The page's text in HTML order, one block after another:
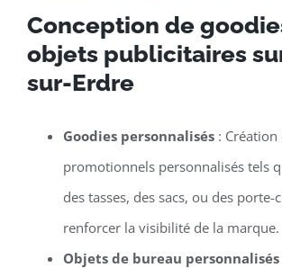
Conception de
objets publicitaires
sur-Erdre
Goodies personnalisés: Création
promotionnels personnalisés tels
des tasses, des sacs, ou des porte-
renforcer la visibilité de la marque.
Objets de bureau personnalisés